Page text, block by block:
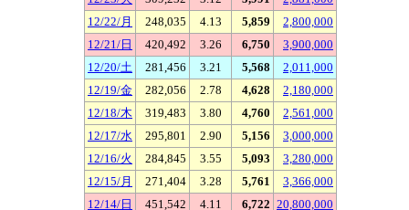
12/22/月
248,035 4.13 5,859
2,800,000
12/21/日
420,492 3.26 6,750
3,900,000
12/20/土
281,456 3.21 5,568
2,011,000
12/19/金
282,056 2.78 4,628
2,180,000
12/18/木
319,483 3.80 4,760
2,561,000
12/17/水
295,801 2.90 5,156
3,000,000
12/16/火
284,845 3.55 5,093
3,280,000
12/15/月
271,404 3.28 5,761
3,366,000
12/14/日
451,542 4.11 6,722 20,800,000